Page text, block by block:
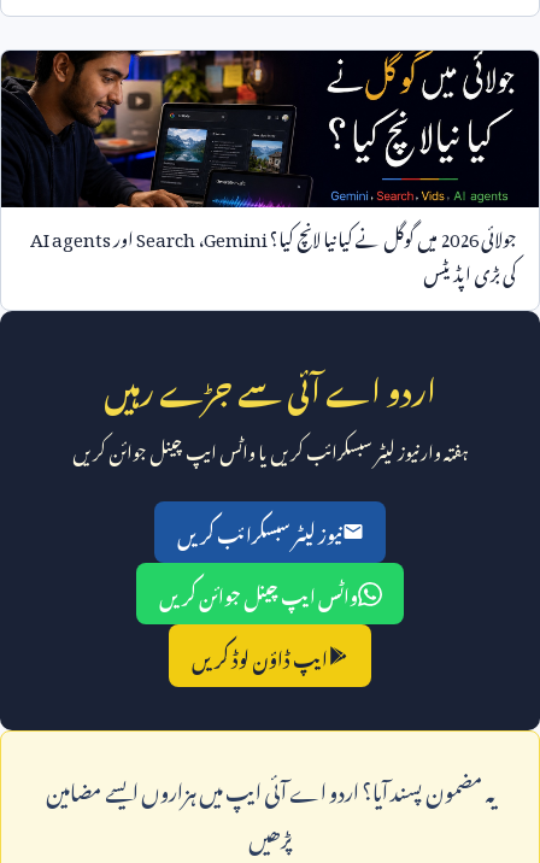
جولائی2026میں گوگل نے کیا نیا لانچ کیا؟Gemini،SearchاورAI agents
کی بڑی اپڈیٹس
اردو اے آئی سے جڑے رہیں
ہفتہ وار نیوز لیٹر سبسکرائب کریں یا واٹس ایپ چینل جوائن کریں
نیوز لیٹر سبسکرائب کریں
واٹس ایپ چینل جوائن کریں
ایپ ڈاؤن لوڈ کریں
يہ مضمون پسند آيا؟ اردو اے آئی ايپ ميں ہزاروں ايسے مضامين
پڑھيں